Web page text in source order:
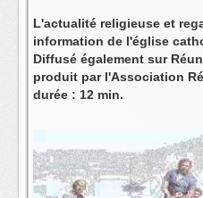
L'actualité religieuse et
information de l'église
Diffusé également sur
produit par l'Association
durée : 12 min.